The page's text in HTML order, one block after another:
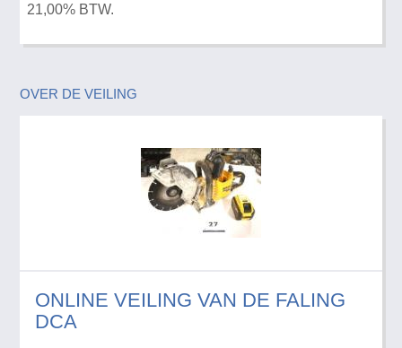
21,00% BTW.
OVER DE VEILING
ONLINE VEILING VAN DE FALING
DCA